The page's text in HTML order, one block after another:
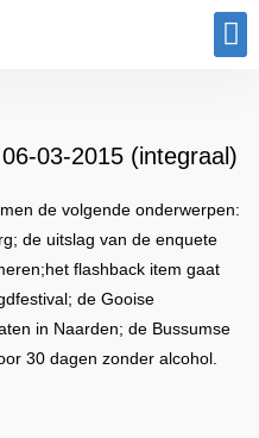
03-2015 (integraal)
de volgende onderwerpen:
de uitslag van de enquete
flashback item gaat
de Gooise
in Naarden; de Bussumse
30 dagen zonder alcohol.